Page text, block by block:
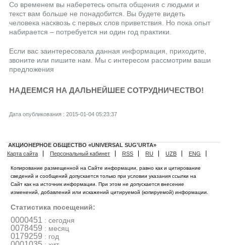
Со временем вы наберетесь опыта общения с людьми и
текст вам больше не понадобится. Вы будете видеть
человека насквозь с первых слов приветствия. Но пока опыт
набирается – потребуется ни один год практики.
Если вас заинтересовала данная информация, приходите,
звоните или пишите нам. Мы с интересом рассмотрим ваши
предложения
НАДЕЕМСЯ НА ДАЛЬНЕЙШЕЕ СОТРУДНИЧЕСТВО!
Дата опубликования : 2015-01-04 05:23:37
АКЦИОНЕРНОЕ ОБЩЕСТВО «UNIVERSAL SUG'URTA»
Карта сайта
Персональный кабинет RSS RU UZB ENG
Копирование размещенной на Сайте информации, равно как и цитирование
сведений и сообщений допускается только при условии указания ссылки на
Сайт как на источник информации. При этом не допускается внесение
изменений, добавлений или искажений цитируемой (копируемой) информации.
Статистика посещений:
0000451 : сегодня
0078459 : месяц
0179259 : год